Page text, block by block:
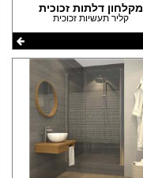
מקלחון דלתות זכוכית
קליר תעשיות זכוכית